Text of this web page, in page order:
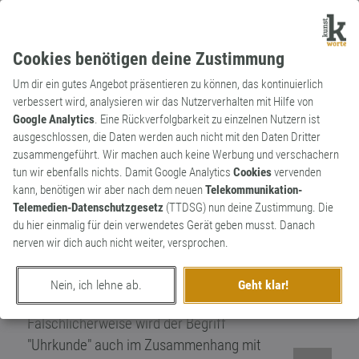
Cookies benötigen deine Zustimmung
Um dir ein gutes Angebot präsentieren zu können, das kontinuierlich
verbessert wird, analysieren wir das Nutzerverhalten mit Hilfe von
Google Analytics. Eine Rückverfolgbarkeit zu einzelnen Nutzern ist
ausgeschlossen, die Daten werden auch nicht mit den Daten Dritter
zusammengeführt. Wir machen auch keine Werbung und verschachern
tun wir ebenfalls nichts. Damit Google Analytics Cookiesvervenden
kann, benötigen wir aber nach dem neuenTelekommunikation-
Telemedien-Datenschutzgesetz (TTDSG) nun deine Zustimmung. Die
du hier einmalig für dein verwendetes Gerät geben musst. Danach
nerven wir dich auch nicht weiter, versprochen.
Nein, ich lehne ab. Geht klar!
Kunstwort
Substantiv
Uhrkunde
Substantiv, weiblich Wissen um die
technischen Grundlagen von Uhren. Dem
geht i.d.R. eine Ausbildung zum Uhrmacher
man jedoch erst nach bestehen der
Meisterprüfung im Uhrmacherhandwerk.
Fälschlicherweise wird der Begriff
"Uhrkunde" auch im Zusammenhang mit